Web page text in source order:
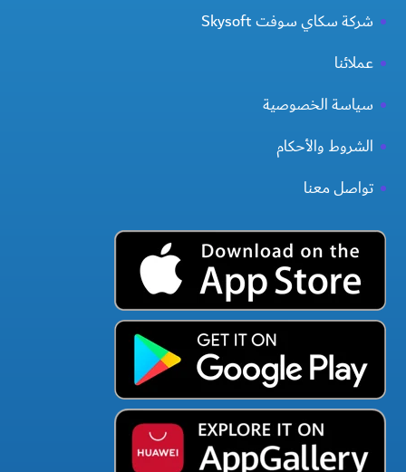
شركة سكاي سوفت Skysoft
عملائنا
سياسة الخصوصية
الشروط والأحكام
تواصل معنا